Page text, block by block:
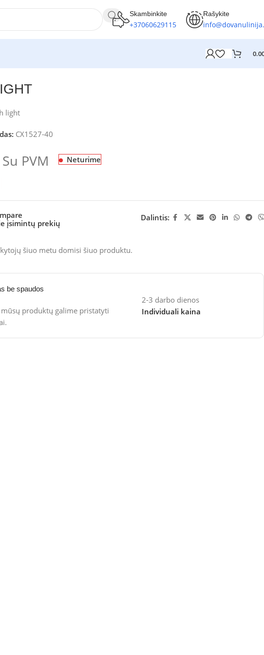
Skambinkite
+37060629115
Rašykite
light
CX1527-40
Su PVM Neturime
įsimintų prekių
Dalintis:
šiuo metu domisi šiuo produktu.
be spaudos
produktų galime pristatyti
2-3 darbo dienos
Individuali kaina